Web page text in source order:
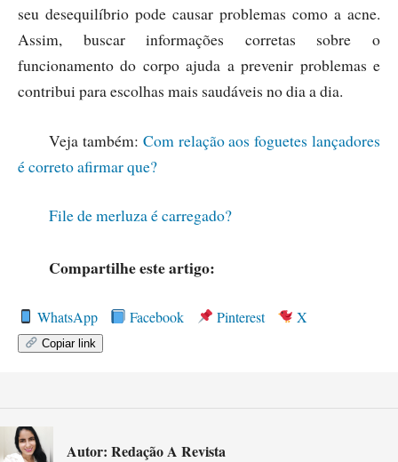
seu desequilíbrio pode causar problemas como a acne.
Assim, buscar informações corretas sobre o
funcionamento do corpo ajuda a prevenir problemas e
contribui para escolhas mais saudáveis no dia a dia.
Veja também: Com relação aos foguetes lançadores
é correto afirmar que?
File de merluza é carregado?
Compartilhe este artigo:
WhatsApp Facebook Pinterest X
Copiar link
Autor: Redação A Revista